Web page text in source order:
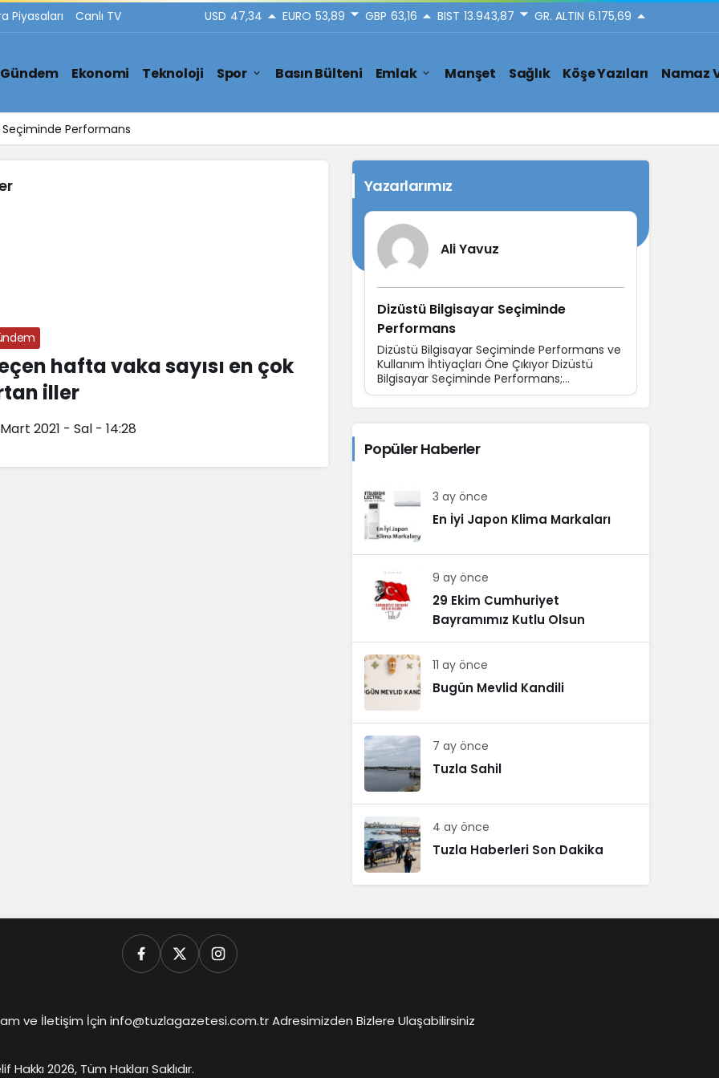
Piyasaları Canlı TV USD 47,34 EURO 53,89 GBP 63,16 BIST 13.943,87 GR. ALTIN 6.175,69
Gündem Ekonomi Teknoloji Spor Basın Bülteni Emlak Manşet Sağlık Köşe Yazıları Namaz
Seçiminde Performans
hafta vaka sayısı en çok
iller
2021 - Sal - 14:28
Yazarlarımız
Ali Yavuz
Dizüstü Bilgisayar Seçiminde
Performans
Dizüstü Bilgisayar Seçiminde Performans ve
Kullanım İhtiyaçları Öne Çıkıyor Dizüstü
Bilgisayar Seçiminde Performans;
Teknolojinin günlük yaşamın...
Popüler Haberler
3 ay önce
En İyi Japon Klima Markaları
9 ay önce
29 Ekim Cumhuriyet
Bayramımız Kutlu Olsun
11 ay önce
Bugün Mevlid Kandili
7 ay önce
Tuzla Sahil
4 ay önce
Tuzla Haberleri Son Dakika
ve İletişim İçin info@tuzlagazetesi.com.tr Adresimizden Bizlere Ulaşabilirsiniz
Hakkı 2026, Tüm Hakları Saklıdır.